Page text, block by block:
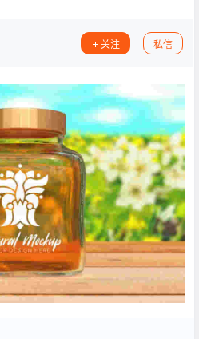
关注 私信